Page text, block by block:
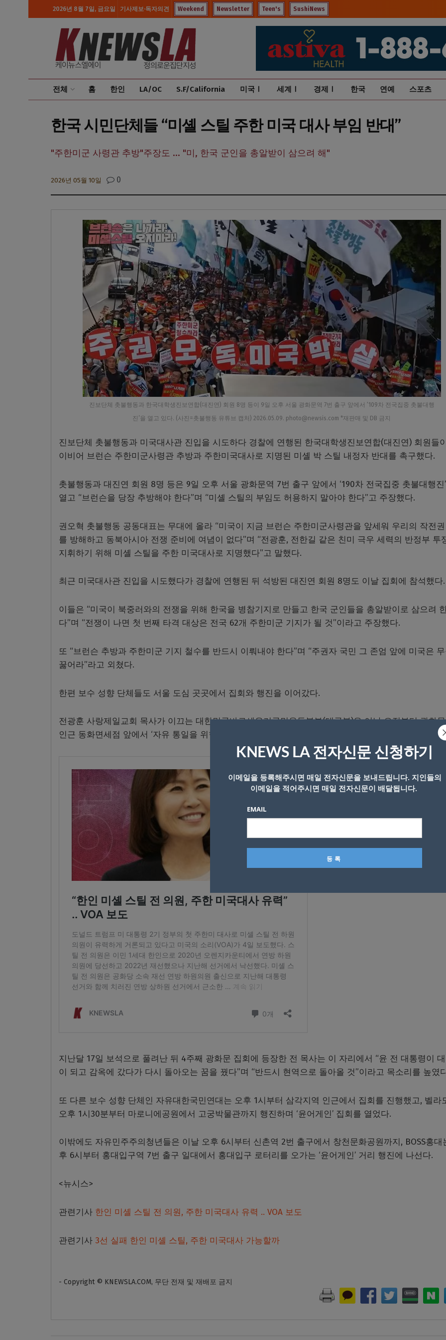
2026년 8월 7일, 금요일 기사제보·독자의견 Weekend Newsletter Teen's SushiNews
전체 홈 한인 LA/OC S.F/California 미국Ⅰ 세계Ⅰ 경제Ⅰ 한국 연예 스포츠
한국 시민단체들 “미셸 스틸 주한 미국 대사 부임 반대”
"주한미군 사령관 추방"주장도 ... "미, 한국 군인을 총알받이 삼으려 해"
2026년 05월 10일 0
진보단체 촛불행동과 한국대학생진보연합(대진연) 회원 8명 등이 9일 오후 서울 광화문역 7번 출구 앞에서 ‘109차 전국집중 촛불대행
진’을 열고 있다. (사진=촛불행동 유튜브 캡처) 2026.05.09. photo@newsis.com *재판매 및 DB 금지
진보단체 촛불행동과 미국대사관 진입을 시도하다 경찰에 연행된 한국대학생진보연합(대진연) 회원들
이비어 브런슨 주한미군사령관 추방과 주한미국대사로 지명된 미셸 박 스틸 내정자 반대를 촉구했다.
촛불행동과 대진연 회원 8명 등은 9일 오후 서울 광화문역 7번 출구 앞에서 ‘190차 전국집중 촛불대행진
열고 “브런슨을 당장 추방해야 한다”며 “미셸 스틸의 부임도 허용하지 말아야 한다”고 주장했다.
권오혁 촛불행동 공동대표는 무대에 올라 “미국이 지금 브런슨 주한미군사령관을 앞세워 우리의 작전
를 방해하고 동북아시아 전쟁 준비에 여념이 없다”며 “전광훈, 전한길 같은 친미 극우 세력의 반정부 투
지휘하기 위해 미셸 스틸을 주한 미국대사로 지명했다”고 말했다.
최근 미국대사관 진입을 시도했다가 경찰에 연행된 뒤 석방된 대진연 회원 8명도 이날 집회에 참석했다.
이들은 “미국이 북중러와의 전쟁을 위해 한국을 병참기지로 만들고 한국 군인들을 총알받이로 삼으려
다”며 “전쟁이 나면 첫 번째 타격 대상은 전국 62개 주한미군 기지가 될 것”이라고 주장했다.
또 “브런슨 추방과 주한미군 기지 철수를 반드시 이뤄내야 한다”며 “주권자 국민 그 존엄 앞에 미국은
꿇어라”라고 외쳤다.
한편 보수 성향 단체들도 서울 도심 곳곳에서 집회와 행진을 이어갔다.
전광훈 사랑제일교회 목사가 이끄는 대한민국바로세우기국민운동본부(대국본)은 이날 오전부터 광화
인근 동화면세점 앞에서 ‘자유 통일을 위한 국민대회’를 열었다.
지난달 17일 보석으로 풀려난 뒤 4주째 광화문 집회에 등장한 전 목사는 이 자리에서 “윤 전 대통령이
이 되고 감옥에 갔다가 다시 돌아오는 꿈을 꿨다”며 “반드시 현역으로 돌아올 것”이라고 목소리를 높였
또 다른 보수 성향 단체인 자유대한국민연대는 오후 1시부터 삼각지역 인근에서 집회를 진행했고, 벨라
오후 1시30분부터 마로니에공원에서 고궁박물관까지 행진하며 ‘윤어게인’ 집회를 열었다.
이밖에도 자유민주주의청년들은 이날 오후 6시부터 신촌역 2번 출구에서 창천문화공원까지, BOSS홍대
후 6시부터 홍대입구역 7번 출구 일대에서 홍대입구 로터리를 오가는 ‘윤어게인’ 거리 행진에 나선다.
<뉴시스>
관련기사 한인 미셸 스틸 전 의원, 주한 미국대사 유력 .. VOA 보도
관련기사 3선 실패 한인 미셸 스틸, 주한 미국대사 가능할까
- Copyright © KNEWSLA.COM, 무단 전재 및 재배포 금지
KNEWS LA 전자신문 신청하기
이메일을 등록해주시면 매일 전자신문을 보내드립니다. 지인들의
이메일을 적어주시면 매일 전자신문이 배달됩니다.
EMAIL